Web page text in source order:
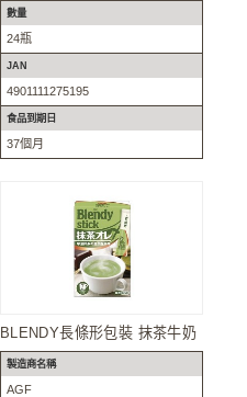
數量
24瓶
JAN
4901111275195
食品到期日
37個月
BLENDY長條形包裝 抹茶牛奶
製造商名稱
AGF